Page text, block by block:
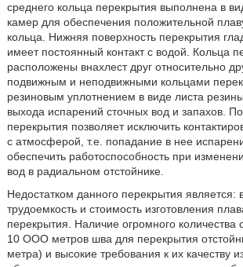
среднего кольца перекрытия выполнена в
камер для обеспечения положительной
кольца. Нижняя поверхность перекрытия
имеет постоянный контакт с водой. Кольца
расположены внахлест друг относительно
подвижным и неподвижными кольцами
резиновым уплотнением в виде листа
выхода испарений сточных вод и запахов.
перекрытия позволяет исключить
с атмосферой, т.е. попадание в нее
обеспечить работоспособность при
вод в радиальном отстойнике.
Недостатком данного перекрытия является:
трудоемкость и стоимость изготовления
перекрытия. Наличие огромного
10 ООО метров шва для перекрытия
метра) и высокие требования к их качеству